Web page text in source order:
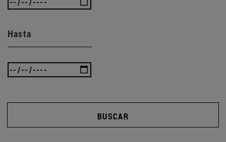
Hasta
BUSCAR